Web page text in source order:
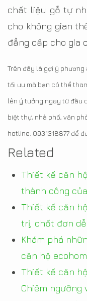
chất liệu gỗ tự
cho không gian
đẳng cấp cho gia
Trên đây là gợi ý phương
tối ưu mà bạn có thể
lên ý tưởng ngay từ đầu
biệt thự, nhà phố, văn
hotline: 0931318877 để
Related
Thiết kế căn
thành công
Thiết kế căn
trị, chốt đơn
Khám phá
căn hộ
Thiết kế căn
Chiêm ngưỡng